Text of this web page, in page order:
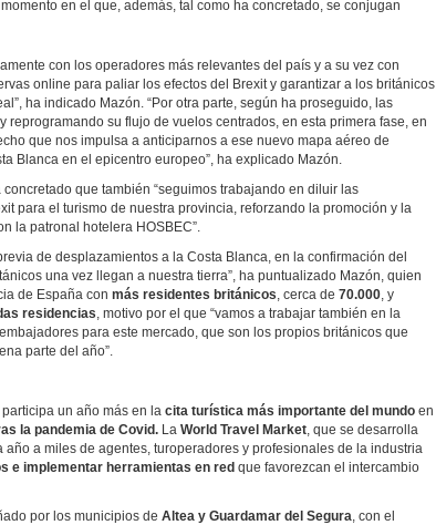
en el que, además, tal como ha concretado, se conjugan
con los operadores más relevantes del país y a su vez con
online para paliar los efectos del Brexit y garantizar a los británicos
ha indicado Mazón. “Por otra parte, según ha proseguido, las
reprogramando su flujo de vuelos centrados, en esta primera fase, en
que nos impulsa a anticiparnos a ese nuevo mapa aéreo de
Blanca en el epicentro europeo”, ha explicado Mazón.
que también “seguimos trabajando en diluir las
para el turismo de nuestra provincia, reforzando la promoción y la
la patronal hotelera HOSBEC”.
de desplazamientos a la Costa Blanca, en la confirmación del
una vez llegan a nuestra tierra”, ha puntualizado Mazón, quien
de España con más residentes británicos, cerca de 70.000, y
residencias, motivo por el que “vamos a trabajar también en la
para este mercado, que son los propios británicos que
parte del año”.
un año más en la cita turística más importante del mundo en
la pandemia de Covid. La World Travel Market, que se desarrolla
año a miles de agentes, turoperadores y profesionales de la industria
e implementar herramientas en red que favorezcan el intercambio
por los municipios de Altea y Guardamar del Segura, con el